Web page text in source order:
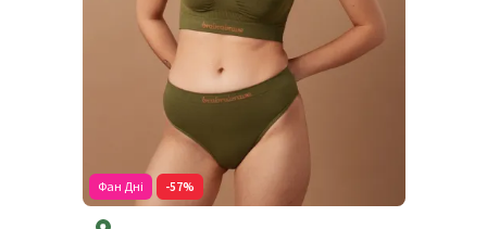
Фан Дні -57%